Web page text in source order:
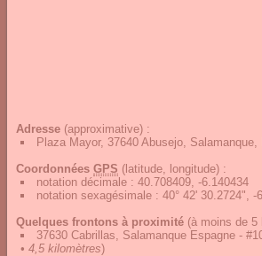
Adresse (approximative) :
Plaza Mayor, 37640 Abusejo, Salamanque,
Coordonnées GPS (latitude, longitude) :
notation décimale : 40.708409, -6.140434
notation sexagésimale : 40° 42' 30.2724", -
Quelques frontons à proximité (à moins de 5
37630 Cabrillas, Salamanque Espagne -
• 4,5 kilomètres)